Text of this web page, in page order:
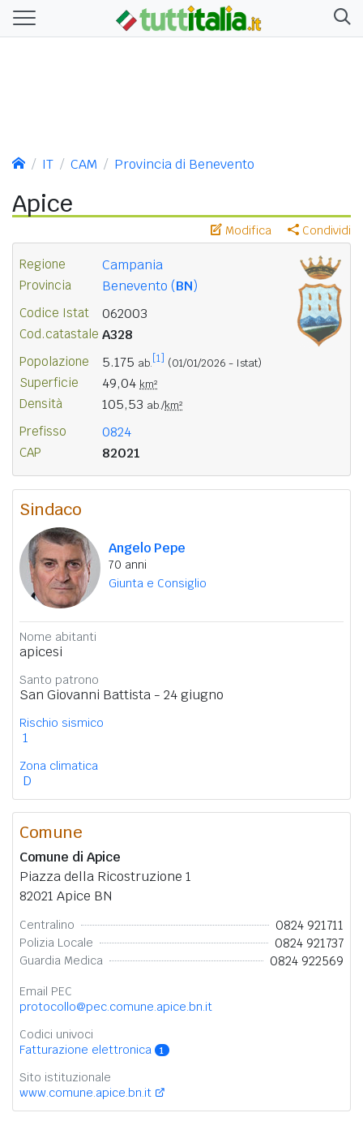
IT CAM Provincia di Benevento
Apice
Modifica Condividi
Regione Campania
Provincia Benevento (BN)
Codice Istat 062003
Cod.catastale A328
Popolazione 5.175 ab. [1] (01/01/2026 - Istat)
Superficie 49,04 km²
Densità 105,53 ab./km²
Prefisso 0824
CAP 82021
Sindaco
Angelo Pepe
70 anni
Giunta e Consiglio
Nome abitanti
apicesi
Santo patrono
San Giovanni Battista - 24 giugno
Rischio sismico
1
Zona climatica
D
Comune
Comune di Apice
Piazza della Ricostruzione 1
82021 Apice BN
Centralino 0824 921711
Polizia Locale 0824 921737
Guardia Medica 0824 922569
Email PEC
protocollo@pec.comune.apice.bn.it
Codici univoci
Fatturazione elettronica
1
Sito istituzionale
www.comune.apice.bn.it